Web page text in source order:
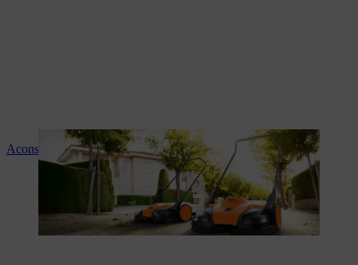
Aconselhamento e instruções sobre os produtos